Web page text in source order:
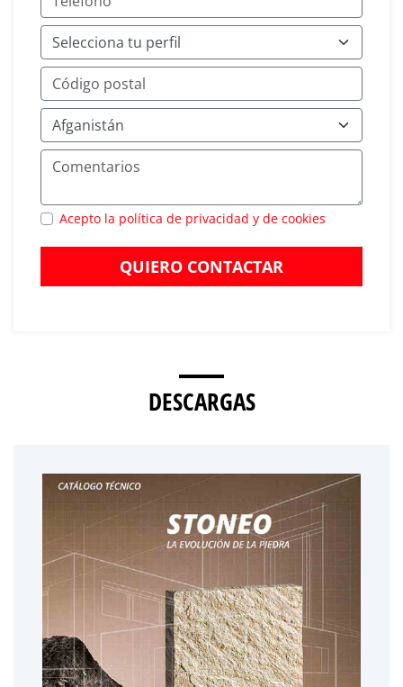
Acepto la política de privacidad y de cookies
QUIERO CONTACTAR
DESCARGAS